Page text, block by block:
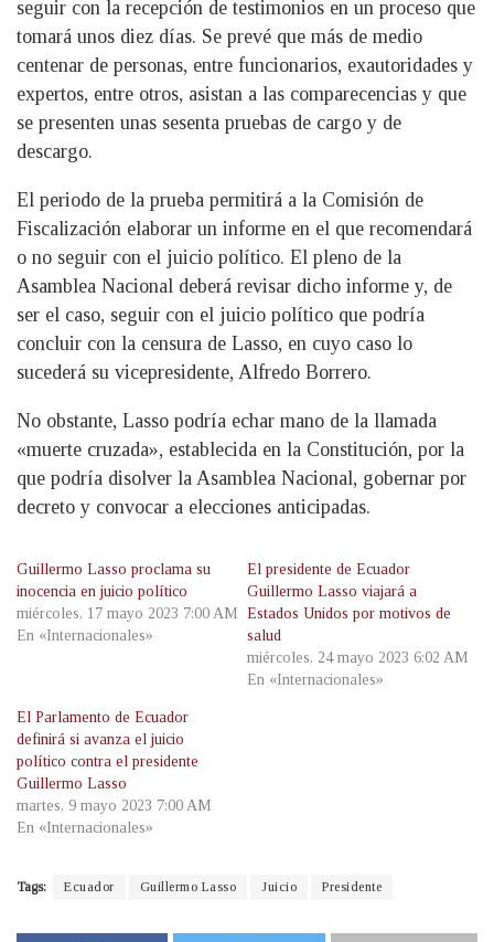
seguir con la recepción de testimonios en un proceso que
tomará unos diez días. Se prevé que más de medio
centenar de personas, entre funcionarios, exautoridades y
expertos, entre otros, asistan a las comparecencias y que
se presenten unas sesenta pruebas de cargo y de
descargo.
El periodo de la prueba permitirá a la Comisión de
Fiscalización elaborar un informe en el que recomendará
o no seguir con el juicio político. El pleno de la
Asamblea Nacional deberá revisar dicho informe y, de
ser el caso, seguir con el juicio político que podría
concluir con la censura de Lasso, en cuyo caso lo
sucederá su vicepresidente, Alfredo Borrero.
No obstante, Lasso podría echar mano de la llamada
«muerte cruzada», establecida en la Constitución, por la
que podría disolver la Asamblea Nacional, gobernar por
decreto y convocar a elecciones anticipadas.
Guillermo Lasso proclama su
inocencia en juicio político
miércoles, 17 mayo 2023 7:00 AM
En «Internacionales»
El presidente de Ecuador
Guillermo Lasso viajará a
Estados Unidos por motivos de
salud
miércoles, 24 mayo 2023 6:02 AM
En «Internacionales»
El Parlamento de Ecuador
definirá si avanza el juicio
político contra el presidente
Guillermo Lasso
martes, 9 mayo 2023 7:00 AM
En «Internacionales»
Tags: Ecuador Guillermo Lasso Juicio Presidente